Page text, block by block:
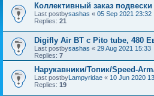
Коллективный заказ
Last postbysashas « 05 Sep 2021 23:32
Replies: 21
Digifly Air BT c Pito tube, 480
Last postbysashas « 29 Aug 2021 15:33
Replies: 7
Нарукавники/Топик/Speed-
Last postbyLampyridae « 10 Jun 2020
Replies: 19